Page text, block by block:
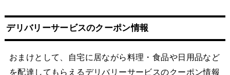
デリバリーサービスのクーポン情報
おまけとして、自宅に居ながら料理・食品や日用品など
を配達してもらえるデリバリーサービスのクーポン情報